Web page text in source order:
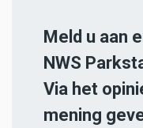
Meld u aan
NWS
Via het
mening